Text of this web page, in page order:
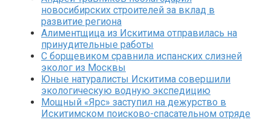
новосибирских строителей за вклад в
развитие региона
Алиментщица из Искитима отправилась на
принудительные работы
С борщевиком сравнила испанских слизней
эколог из Москвы
Юные натуралисты Искитима совершили
экологическую водную экспедицию
Мощный «Ярс» заступил на дежурство в
Искитимском поисково-спасательном отряде